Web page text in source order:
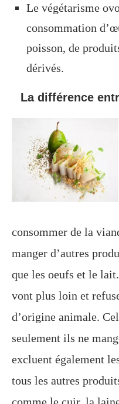
Le végétarisme
consommation
poisson, de
dérivés.
La différence
consommer de la
manger d’autres
que les oeufs et le
vont plus loin et
d’origine animale.
seulement ils ne
excluent également
tous les autres